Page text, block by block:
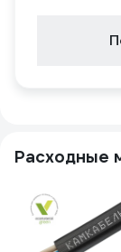
Расходные